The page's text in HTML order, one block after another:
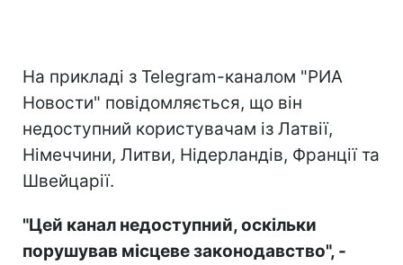
На прикладі з Telegram-каналом "РИА
Новости" повідомляється, що він
недоступний користувачам із Латвії,
Німеччини, Литви, Нідерландів, Франції та
Швейцарії.
"Цей канал недоступний, оскільки
порушував місцеве законодавство", -